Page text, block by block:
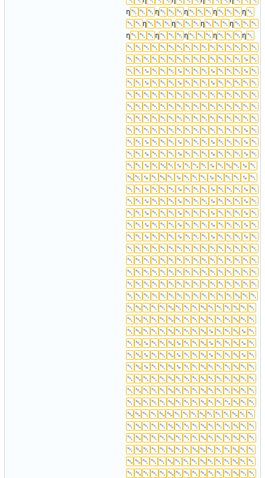
η
η η η
η
η
η η
η
η
η η η η